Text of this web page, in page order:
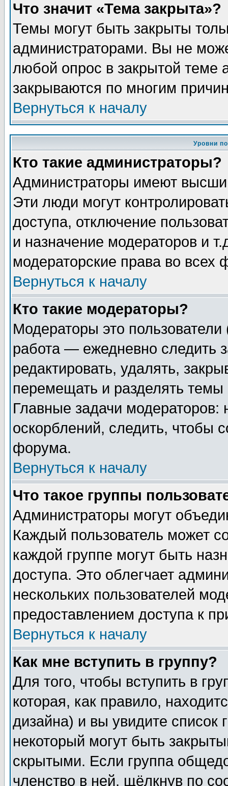
Что значит «Тема закрыта»?
Темы могут быть закрыты
администраторами. Вы не
любой опрос в закрытой теме
закрываются по многим
Вернуться к началу
Уровни
Кто такие администраторы?
Администраторы имеют
Эти люди могут
доступа, отключение
и назначение модераторов и
модераторские права во всех
Вернуться к началу
Кто такие модераторы?
Модераторы это
работа — ежедневно следить
редактировать, удалять,
перемещать и разделять
Главные задачи
оскорблений, следить, чтобы
форума.
Вернуться к началу
Что такое группы
Администраторы могут
Каждый пользователь может
каждой группе могут быть
доступа. Это облегчает
нескольких пользователей
предоставлением доступа к
Вернуться к началу
Как мне вступить в группу?
Для того, чтобы вступить в
которая, как правило,
дизайна) и вы увидите список
некоторый могут быть
скрытыми. Если группа
членство в ней, щёлкнув по